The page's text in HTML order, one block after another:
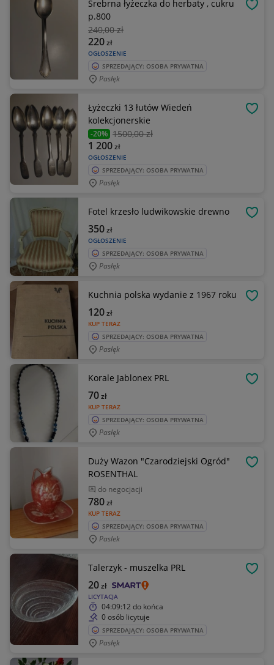
Srebrna łyżeczka do herbaty , cukru
p.800
240,00 zł
OGŁOSZENIE
220zł
SPRZEDAJĄCY: OSOBA PRYWATNA
Pasłęk
Łyżeczki 13 łutów Wiedeń
kolekcjonerskie
-20% 1500,00 zł
OGŁOSZENIE
1 200zł
SPRZEDAJĄCY: OSOBA PRYWATNA
Pasłęk
Fotel krzesło ludwikowskie drewno
OGŁOSZENIE
350zł
SPRZEDAJĄCY: OSOBA PRYWATNA
Pasłęk
Kuchnia polska wydanie z 1967 roku
KUP TERAZ
120zł
SPRZEDAJĄCY: OSOBA PRYWATNA
Pasłęk
Korale Jablonex PRL
KUP TERAZ
70zł
SPRZEDAJĄCY: OSOBA PRYWATNA
Pasłęk
Duży Wazon "Czarodziejski Ogród"
ROSENTHAL
do negocjacji
KUP TERAZ
780zł
SPRZEDAJĄCY: OSOBA PRYWATNA
Paslek
Talerzyk - muszelka PRL
LICYTACJA
20zł
04:09:12 do końca
0 osób licytuje
SPRZEDAJĄCY: OSOBA PRYWATNA
Pasłęk